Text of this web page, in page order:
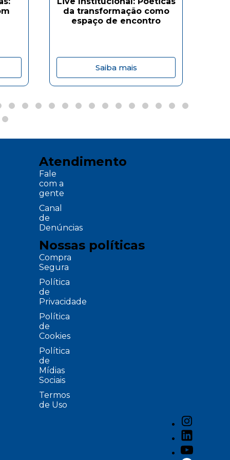
da transformação como
espaço de encontro
Saiba mais
Atendimento
Fale
com a
gente
Canal
de
Denúncias
Nossas políticas
Compra
Segura
Política
de
Privacidade
Política
de
Cookies
Política
de
Mídias
Sociais
Termos
de Uso